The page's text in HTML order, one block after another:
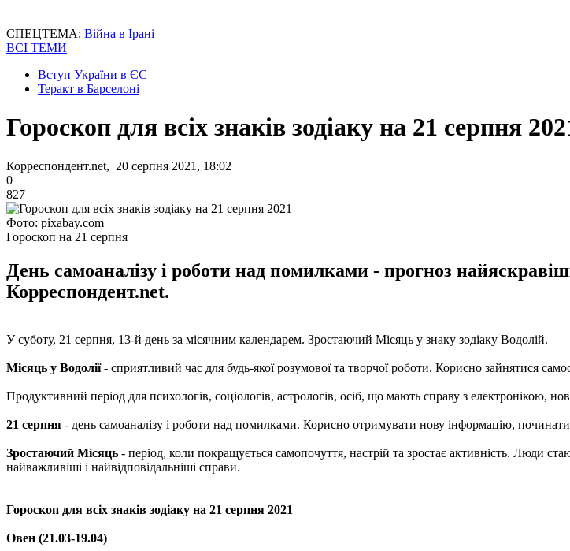
СПЕЦТЕМА: Війна в Ірані
ВСІ ТЕМИ
Вступ України в ЄС
Теракт в Барселоні
Гороскоп для всіх знаків зодіаку на 21 серпня
Корреспондент.net, 20 серпня 2021, 18:02
0
827
Фото: pixabay.com
Гороскоп на 21 серпня
День самоаналізу і роботи над помилками - прогноз
Корреспондент.net.
У суботу, 21 серпня, 13-й день за місячним календарем. Зростаючий Місяць у знаку зодіаку Водолій.
Місяць у Водолії- сприятливий час для будь-якої розумової та творчої роботи. Корисно зайнятися
Продуктивний період для психологів, соціологів, астрологів, осіб, що мають справу з електронікою,
21 серпня - день самоаналізу і роботи над помилками. Корисно отримувати нову інформацію, починати
Зростаючий Місяць - період, коли покращується самопочуття, настрій та зростає активність. Люди
найважливіші і найвідповідальніші справи.
Гороскоп для всіх знаків зодіаку на 21 серпня 2021
Овен (21.03-19.04)